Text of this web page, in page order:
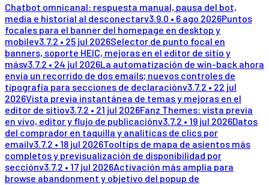
Chatbot omnicanal: respuesta manual, pausa del bot,
media e historial al desconectarv3.9.0 • 6 ago 2026Puntos
focales para el banner del homepage en desktop y
mobilev3.7.2 • 25 jul 2026Selector de punto focal en
banners, soporte HEIC, mejoras en el editor de sitio y
másv3.7.2 • 24 jul 2026La automatización de win-back ahora
envía un recorrido de dos emails; nuevos controles de
tipografía para secciones de declaraciónv3.7.2 • 22 jul
2026Vista previa instantánea de temas y mejoras en el
editor de sitiov3.7.2 • 21 jul 2026Fanz Themes: vista previa
en vivo, editor y flujo de publicaciónv3.7.2 • 19 jul 2026Datos
del comprador en taquilla y analíticas de clics por
emailv3.7.2 • 18 jul 2026Tooltips de mapa de asientos más
completos y previsualización de disponibilidad por
secciónv3.7.2 • 17 jul 2026Activación más amplia para
browse abandonment y objetivo del popup de